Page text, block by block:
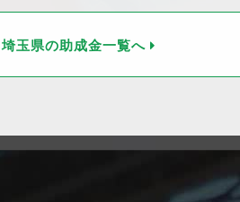
埼玉県の助成金一覧へ